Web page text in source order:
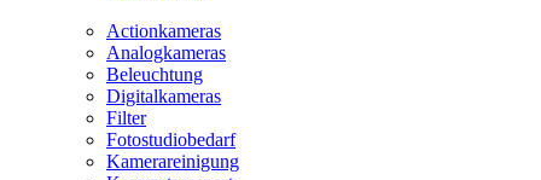
Actionkameras
Analogkameras
Beleuchtung
Digitalkameras
Filter
Fotostudiobedarf
Kamerareinigung